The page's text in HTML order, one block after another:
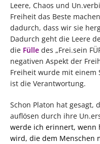
Leere, Chaos und
Freiheit das Beste
dadurch, dass wir sie
Dadurch geht die Leere
die Fülle des „Frei.sein
negativen Aspekt der
Freiheit wurde mit einem
ist die Verantwortung.
Schon Platon hat gesagt,
auflösen durch ihre
werde ich erinnert, wenn
wird, die dem Menschen